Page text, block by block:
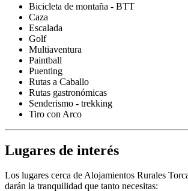
Bicicleta de montaña - BTT
Caza
Escalada
Golf
Multiaventura
Paintball
Puenting
Rutas a Caballo
Rutas gastronómicas
Senderismo - trekking
Tiro con Arco
Lugares de interés
Los lugares cerca de Alojamientos Rurales
darán la tranquilidad que tanto necesitas: